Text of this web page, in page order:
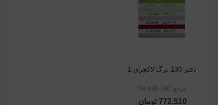
دفتر 130 برگ لاکچری 1
مرجع: NB-680-130
772,510 تومان